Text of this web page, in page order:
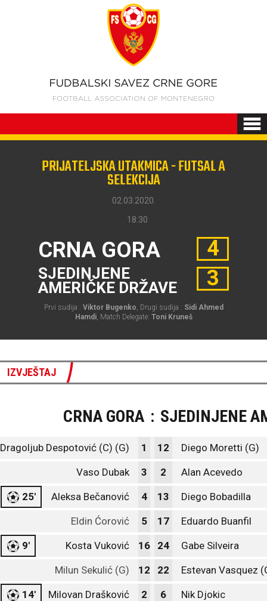
PRIJATELJSKA UTAKMICA - FUTSAL A
SELEKCIJA
02.03.2020.
18:30
CRNA GORA
SJEDINJENE
AMERIČKE DRŽAVE
4
3
Prvi sudija : Viktor Bugenko, Drugi sudija : Sidi Ahmed
Hamdi, Match Delegate: Toni Kruneš
IZVJEŠTAJ
CRNA GORA : SJEDINJENE
Dragoljub Despotović (C) (G) 1 12 Diego Moretti (G)
Vaso Dubak 3 2 Alan Acevedo
25' Aleksa Bečanović 4 13 Diego Bobadilla
Eldin Ćorović 5 17 Eduardo Buanfil
9' Kosta Vuković 16 24 Gabe Silveira
Milun Sekulić (G) 12 22 Estevan Vasquez
14' Milovan Drašković 2 6 Nik Djokic